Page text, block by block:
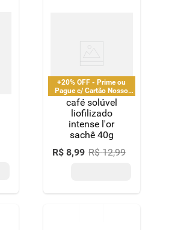
+20% OFF - Prime ou
Pague c/ Cartão Nosso
Pay
café solúvel
liofilizado
intense l'or
sachê 40g
R$ 8,99 R$ 12,99